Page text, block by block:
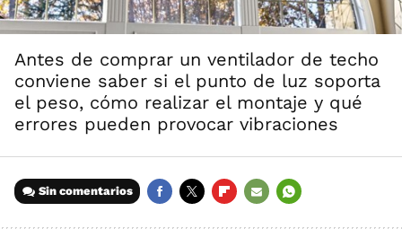
Antes de comprar un ventilador de techo
conviene saber si el punto de luz soporta
el peso, cómo realizar el montaje y qué
errores pueden provocar vibraciones
Sin comentarios